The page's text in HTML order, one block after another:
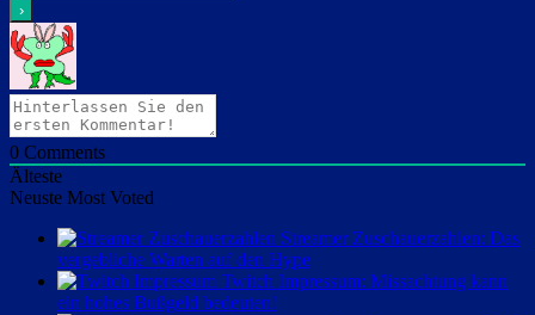
0 Comments
Älteste
Neuste Most Voted
Streamer Zuschauerzahlen: Das
vergebliche Warten auf den Hype
Twitch Impressum: Missachtung kann
ein hohes Bußgeld bedeuten!